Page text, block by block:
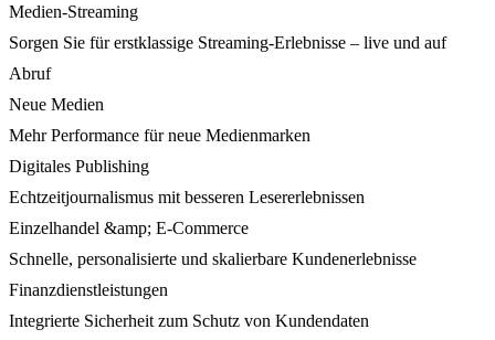
Medien-Streaming
Sorgen Sie für erstklassige Streaming-Erlebnisse – live und auf
Abruf
Neue Medien
Mehr Performance für neue Medienmarken
Digitales Publishing
Echtzeitjournalismus mit besseren Lesererlebnissen
Einzelhandel &amp; E-Commerce
Schnelle, personalisierte und skalierbare Kundenerlebnisse
Finanzdienstleistungen
Integrierte Sicherheit zum Schutz von Kundendaten